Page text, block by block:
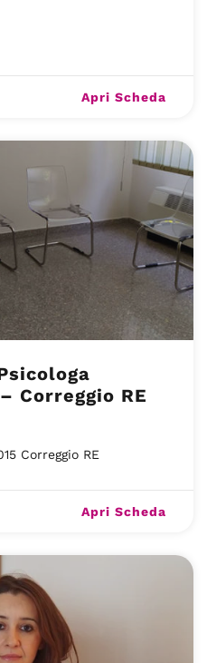
Apri Scheda
Psicoterapeuta – Correggio RE
Correggio RE
Apri Scheda